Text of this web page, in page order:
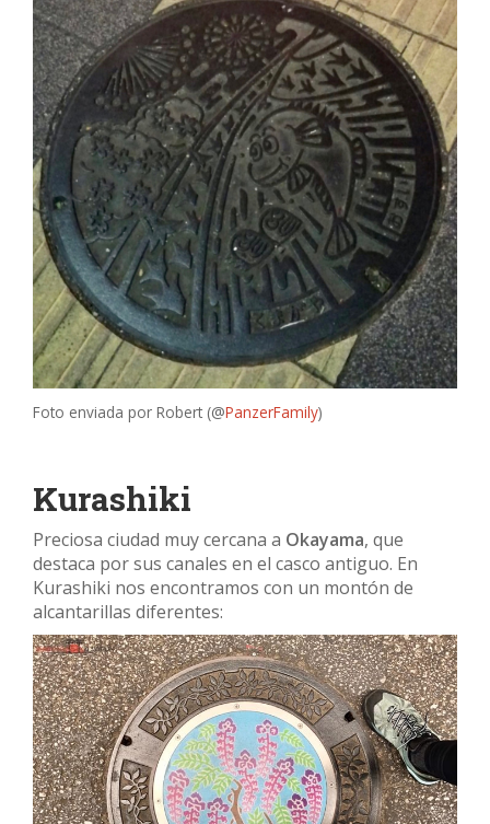
Foto enviada por Robert (@PanzerFamily)
Kurashiki
Preciosa ciudad muy cercana a Okayama, que
destaca por sus canales en el casco antiguo. En
Kurashiki nos encontramos con un montón de
alcantarillas diferentes: